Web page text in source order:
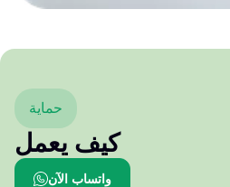
حماية
كيف يعمل
واتساب الآن